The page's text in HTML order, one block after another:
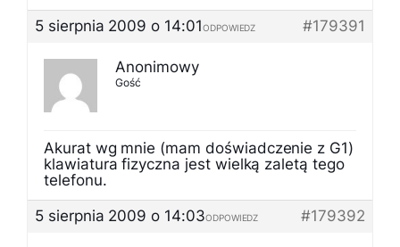
5 sierpnia 2009 o 14:01
#179391
ODPOWIEDZ
Anonimowy
Gość
Akurat wg mnie (mam doświadczenie z G1)
klawiatura fizyczna jest wielką zaletą tego
telefonu.
5 sierpnia 2009 o 14:03
#179392
ODPOWIEDZ